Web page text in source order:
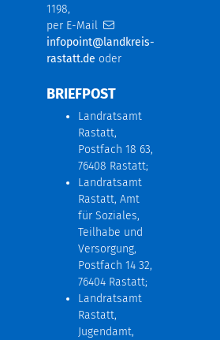
1198,
per E-Mail
infopoint@landkreis-
rastatt.de oder
BRIEFPOST
Landratsamt
Rastatt,
Postfach 18 63,
76408 Rastatt;
Landratsamt
Rastatt, Amt
für Soziales,
Teilhabe und
Versorgung,
Postfach 14 32,
76404 Rastatt;
Landratsamt
Rastatt,
Jugendamt,